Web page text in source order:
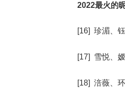
2022最火的
[16] 珍湄、
[17] 雪悦、
[18] 涪薇、